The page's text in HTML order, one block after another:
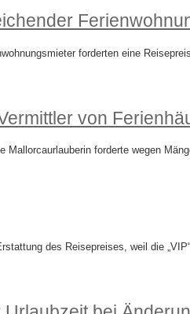
forderten eine
von
forderte wegen
des Reisepreises, weil die